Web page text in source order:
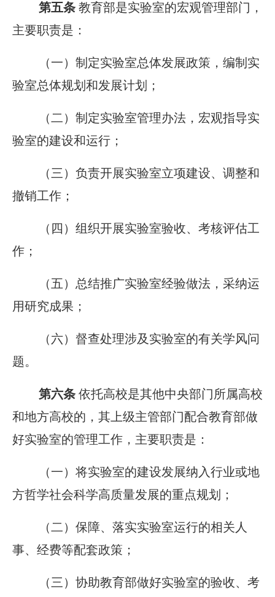
第五条 教育部是实验室的宏观管理部门，
主要职责是：
（一）制定实验室总体发展政策，编制实
验室总体规划和发展计划；
（二）制定实验室管理办法，宏观指导实
验室的建设和运行；
（三）负责开展实验室立项建设、调整和
撤销工作；
（四）组织开展实验室验收、考核评估工
作；
（五）总结推广实验室经验做法，采纳运
用研究成果；
（六）督查处理涉及实验室的有关学风问
题。
第六条 依托高校是其他中央部门所属高校
和地方高校的，其上级主管部门配合教育部做
好实验室的管理工作，主要职责是：
（一）将实验室的建设发展纳入行业或地
方哲学社会科学高质量发展的重点规划；
（二）保障、落实实验室运行的相关人
事、经费等配套政策；
（三）协助教育部做好实验室的验收、考